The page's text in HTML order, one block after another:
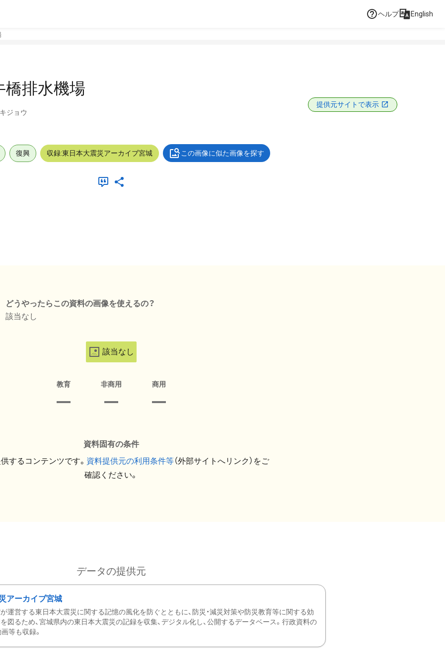
ヘルプ English
橋排水機場
ジョウ
提供元サイトで表示
復興 収録:東日本大震災アーカイブ宮城 この画像に似た画像を探す
どうやったらこの資料の画像を使えるの？
該当なし
該当なし
教育 非商用 商用
資料固有の条件
するコンテンツです。 資料提供元の利用条件等（外部サイトへリンク）をご
確認ください。
データの提供元
アーカイブ宮城
運営する東日本大震災に関する記憶の風化を防ぐとともに、防災・減災対策や防災教育等に関する効
図るため、宮城県内の東日本大震災の記録を収集、デジタル化し、公開するデータベース。行政資料の
等も収録。